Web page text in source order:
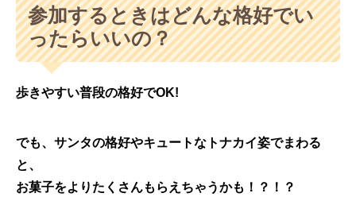
参加するときはどんな格好でい
ったらいいの？
歩きやすい普段の格好でOK!
でも、サンタの格好やキュートなトナカイ姿でまわる
と、
お菓子をよりたくさんもらえちゃうかも！？！？